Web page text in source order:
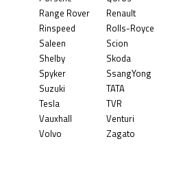
Range Rover
Renault
Rinspeed
Rolls-Royce
Saleen
Scion
Shelby
Skoda
Spyker
SsangYong
Suzuki
TATA
Tesla
TVR
Vauxhall
Venturi
Volvo
Zagato